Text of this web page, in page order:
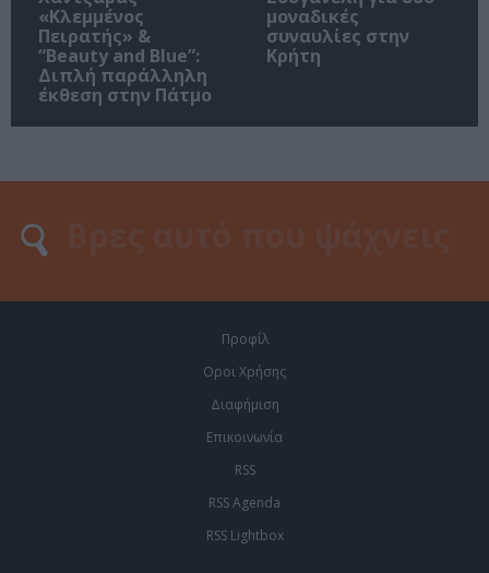
«Κλεμμένος
Πειρατής» &
“Beauty and Blue”:
Διπλή παράλληλη
έκθεση στην Πάτμο
μοναδικές
συναυλίες στην
Κρήτη
Προφίλ
Οροι Χρήσης
Διαφήμιση
Επικοινωνία
RSS
RSS Agenda
RSS Lightbox